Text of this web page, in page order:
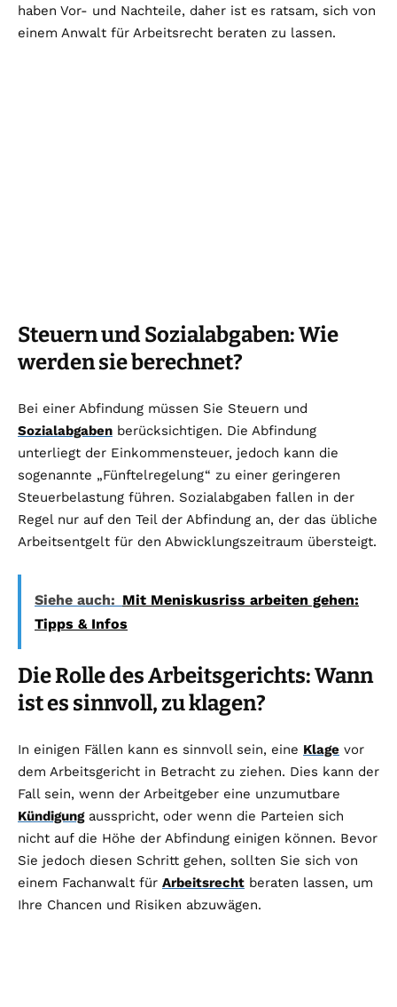
haben Vor- und Nachteile, daher ist es ratsam, sich von
einem Anwalt für Arbeitsrecht beraten zu lassen.
Steuern und Sozialabgaben: Wie
werden sie berechnet?
Bei einer Abfindung müssen Sie Steuern und
Sozialabgaben berücksichtigen. Die Abfindung
unterliegt der Einkommensteuer, jedoch kann die
sogenannte „Fünftelregelung“ zu einer geringeren
Steuerbelastung führen. Sozialabgaben fallen in der
Regel nur auf den Teil der Abfindung an, der das übliche
Arbeitsentgelt für den Abwicklungszeitraum übersteigt.
Siehe auch: Mit Meniskusriss arbeiten gehen:
Tipps & Infos
Die Rolle des Arbeitsgerichts: Wann
ist es sinnvoll, zu klagen?
In einigen Fällen kann es sinnvoll sein, eine Klage vor
dem Arbeitsgericht in Betracht zu ziehen. Dies kann der
Fall sein, wenn der Arbeitgeber eine unzumutbare
Kündigungausspricht, oder wenn die Parteien sich
nicht auf die Höhe der Abfindung einigen können. Bevor
Sie jedoch diesen Schritt gehen, sollten Sie sich von
einem Fachanwalt für Arbeitsrecht beraten lassen, um
Ihre Chancen und Risiken abzuwägen.